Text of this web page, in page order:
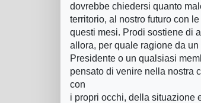
dovrebbe chiedersi quanto
territorio, al nostro futuro con
questi mesi. Prodi sostiene di
allora, per quale ragione da un
Presidente o un qualsiasi
pensato di venire nella nostra
con
i propri occhi, della situazione